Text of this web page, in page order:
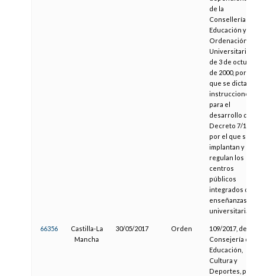
de la
Consellería de
Educación y
Ordenación
Universitaria, y
de 3 de octubre
de 2000, por la
que se dictan
instrucciones
para el
desarrollo del
Decreto 7/1999,
por el que se
implantan y
regulan los
centros
públicos
integrados de
enseñanzas no
universitarias
66356
Castilla-La
Mancha
30/05/2017 Orden
109/2017, de la
Consejería de
Educación,
Cultura y
Deportes, por la